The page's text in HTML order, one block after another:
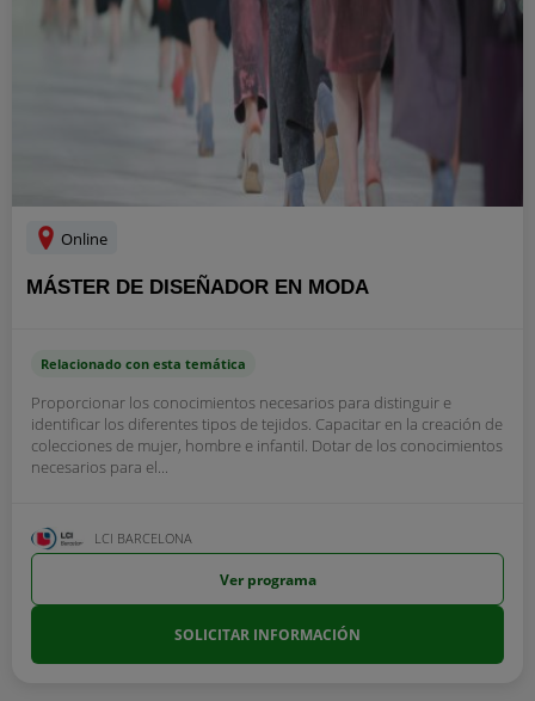
Online
MÁSTER DE DISEÑADOR EN MODA
Relacionado con esta temática
Proporcionar los conocimientos necesarios para distinguir e
identificar los diferentes tipos de tejidos. Capacitar en la creación de
colecciones de mujer, hombre e infantil. Dotar de los conocimientos
necesarios para el...
LCI BARCELONA
Ver programa
SOLICITAR INFORMACIÓN